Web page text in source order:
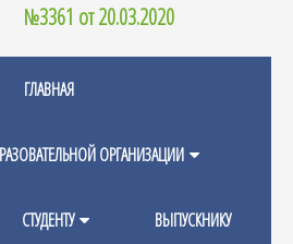
№3361 от 20.03.2020
ГЛАВНАЯ
ОРГАНИЗАЦИИ
СТУДЕНТУ ВЫПУСКНИКУ